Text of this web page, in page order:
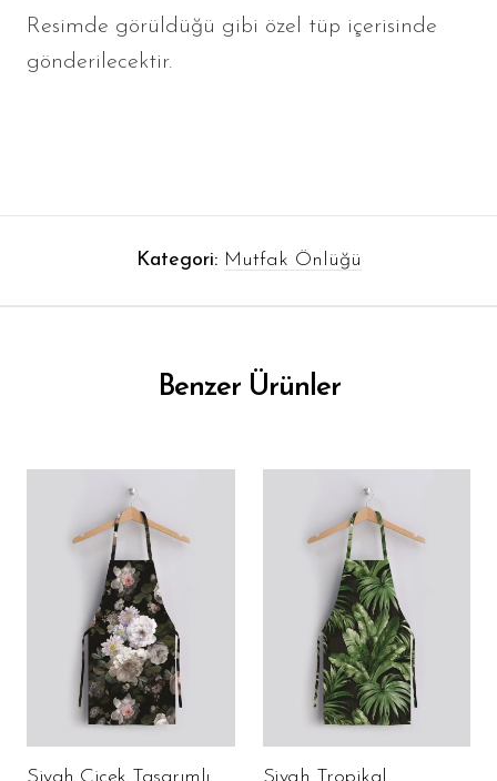
Resimde görüldüğü gibi özel tüp içerisinde
gönderilecektir.
Kategori: Mutfak Önlüğü
Benzer Ürünler